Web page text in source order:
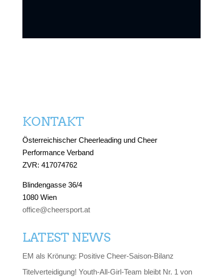
KONTAKT
Österreichischer Cheerleading und Cheer
Performance Verband
ZVR: 417074762
Blindengasse 36/4
1080 Wien
office@cheersport.at
LATEST NEWS
EM als Krönung: Positive Cheer-Saison-Bilanz
Titelverteidigung! Youth-All-Girl-Team bleibt Nr. 1 von